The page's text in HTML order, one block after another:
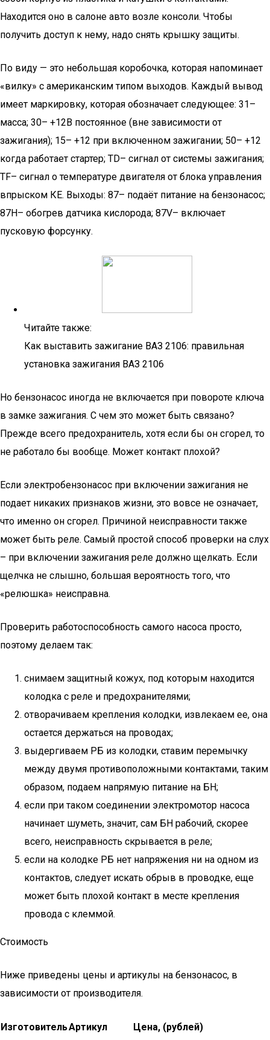
Находится оно в салоне авто возле консоли. Чтобы
получить доступ к нему, надо снять крышку защиты.
По виду — это небольшая коробочка, которая напоминает
«вилку» с американским типом выходов. Каждый вывод
имеет маркировку, которая обозначает следующее: 31–
масса; 30– +12В постоянное (вне зависимости от
зажигания); 15– +12 при включенном зажигании; 50– +12
когда работает стартер; TD– сигнал от системы зажигания;
TF– сигнал о температуре двигателя от блока управления
впрыском КЕ. Выходы: 87– подаёт питание на бензонасос;
87H– обогрев датчика кислорода; 87V– включает
пусковую форсунку.
Читайте также:
Как выставить зажигание ВАЗ 2106: правильная
установка зажигания ВАЗ 2106
Но бензонасос иногда не включается при повороте ключа
в замке зажигания. С чем это может быть связано?
Прежде всего предохранитель, хотя если бы он сгорел, то
не работало бы вообще. Может контакт плохой?
Если электробензонасос при включении зажигания не
подает никаких признаков жизни, это вовсе не означает,
что именно он сгорел. Причиной неисправности также
может быть реле. Самый простой способ проверки на слух
– при включении зажигания реле должно щелкать. Если
щелчка не слышно, большая вероятность того, что
«релюшка» неисправна.
Проверить работоспособность самого насоса просто,
поэтому делаем так:
снимаем защитный кожух, под которым находится
колодка с реле и предохранителями;
отворачиваем крепления колодки, извлекаем ее, она
остается держаться на проводах;
выдергиваем РБ из колодки, ставим перемычку
между двумя противоположными контактами, таким
образом, подаем напрямую питание на БН;
если при таком соединении электромотор насоса
начинает шуметь, значит, сам БН рабочий, скорее
всего, неисправность скрывается в реле;
если на колодке РБ нет напряжения ни на одном из
контактов, следует искать обрыв в проводке, еще
может быть плохой контакт в месте крепления
провода с клеммой.
Стоимость
Ниже приведены цены и артикулы на бензонасос, в
зависимости от производителя.
ИзготовительАртикул
Цена, (рублей)